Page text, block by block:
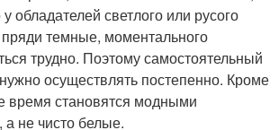
обладателей светлого или русого
темные, моментального
трудно. Поэтому самостоятельный
осуществлять постепенно. Кроме
время становятся модными
не чисто белые.